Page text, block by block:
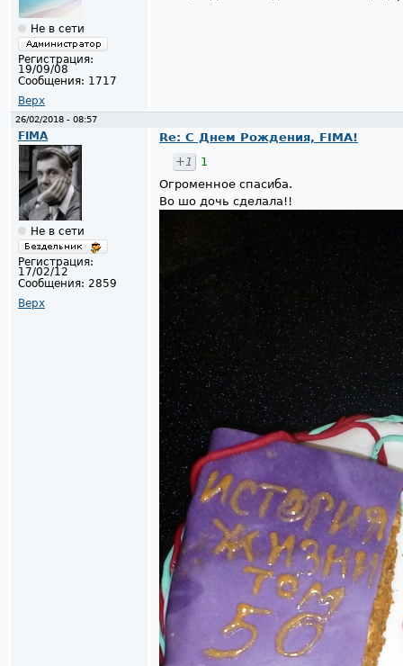
Не в сети
Регистрация:
19/09/08
Сообщения: 1717
Верх
26/02/2018 - 08:57
FIMA
Не в сети
Регистрация:
17/02/12
Сообщения: 2859
Верх
Re: С Днем Рождения, FIMA!
+1
1
Огроменное спасиба.
Во шо дочь сделала!!